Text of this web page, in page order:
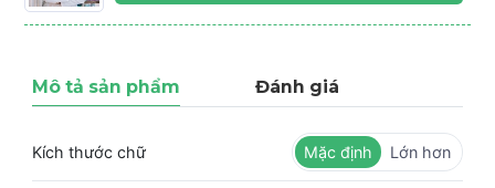
Mô tả sản phẩm Đánh giá
Kích thước chữ Mặc định Lớn hơn